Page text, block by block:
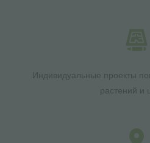
Индивидуальные проекты
растений и